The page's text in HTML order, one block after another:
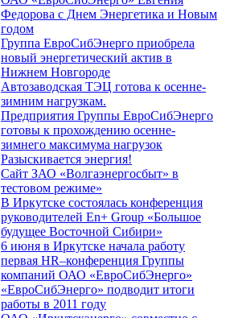
Федорова с Днем Энергетика и Новым
годом
Группа ЕвроСибЭнерго приобрела
новый энергетический актив в
Нижнем Новгороде
Автозаводская ТЭЦ готова к осенне-
зимним нагрузкам.
Предприятия Группы ЕвроСибЭнерго
готовы к прохождению осенне-
зимнего максимума нагрузок
Разыскивается энергия!
Сайт ЗАО «Волгаэнергосбыт» в
тестовом режиме»
В Иркутске состоялась конференция
руководителей En+ Group «Большое
будущее Восточной Сибири»
6 июня в Иркутске начала работу
первая HR–конференция Группы
компаний ОАО «ЕвроСибЭнерго»
«ЕвроСибЭнерго» подводит итоги
работы в 2011 году